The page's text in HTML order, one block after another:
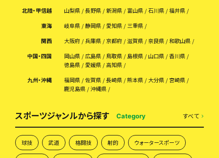
北陸・甲信越
山梨県 長野県 新潟県 富山県 石川県
福井県
東海
岐阜県 静岡県 愛知県
三重県
関西
大阪府 兵庫県 京都府 滋賀県 奈良県
和歌山県
中国・四国
岡山県 広島県 鳥取県 島根県 山口県
香川県
徳島県
愛媛県
高知県
九州・沖縄
福岡県 佐賀県 長崎県 熊本県 大分県
宮崎県
鹿児島県
沖縄県
スポーツジャンルから探す Category すべて
球技 武道 格闘技 射的 ウォータースポーツ